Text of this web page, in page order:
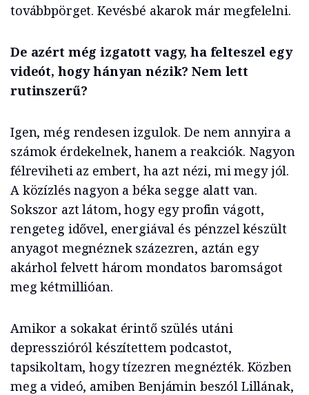
továbbpörget. Kevésbé akarok már megfelelni.
De azért még izgatott vagy, ha felteszel egy
videót, hogy hányan nézik? Nem lett
rutinszerű?
Igen, még rendesen izgulok. De nem annyira a
számok érdekelnek, hanem a reakciók. Nagyon
félreviheti az embert, ha azt nézi, mi megy jól.
A közízlés nagyon a béka segge alatt van.
Sokszor azt látom, hogy egy profin vágott,
rengeteg idővel, energiával és pénzzel készült
anyagot megnéznek százezren, aztán egy
akárhol felvett három mondatos baromságot
meg kétmillióan.
Amikor a sokakat érintő szülés utáni
depresszióról készítettem podcastot,
tapsikoltam, hogy tízezren megnézték. Közben
meg a videó, amiben Benjámin beszól Lillának,